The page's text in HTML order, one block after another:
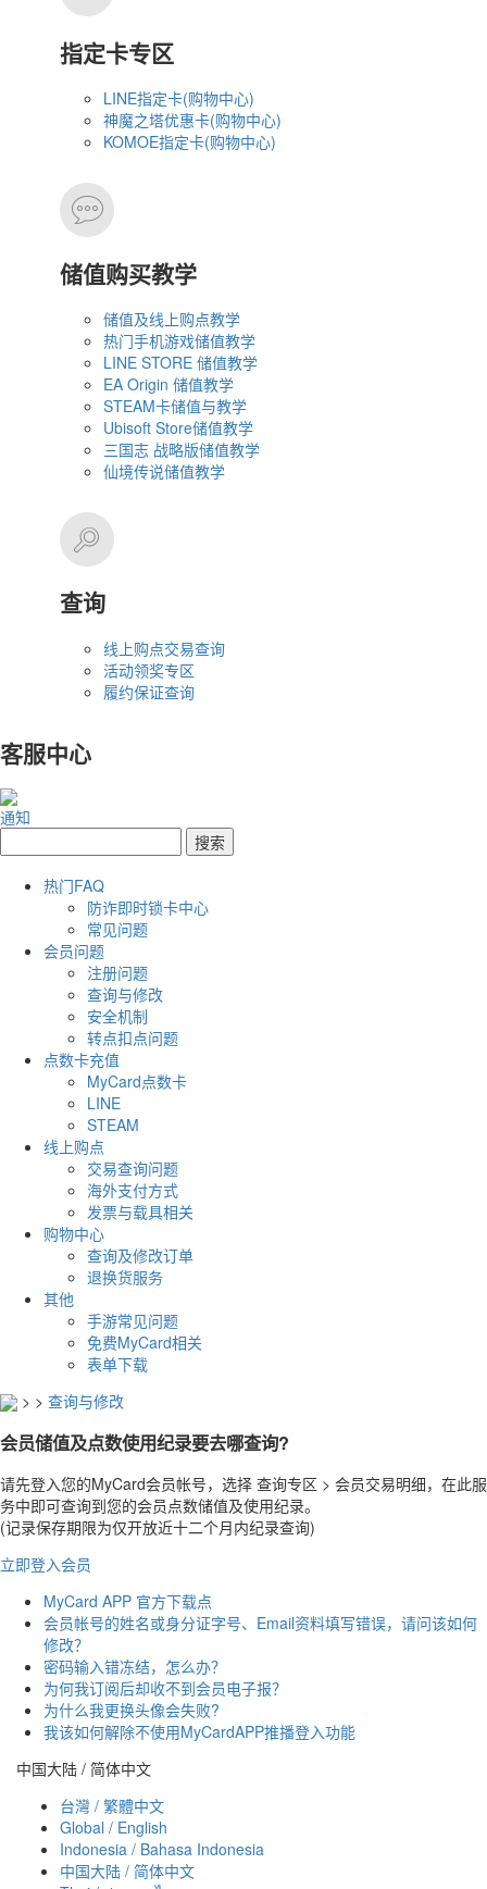
指定卡专区
LINE指定卡(购物中心)
神魔之塔优惠卡(购物中心)
KOMOE指定卡(购物中心)
储值购买教学
储值及线上购点教学
热门手机游戏储值教学
LINE STORE 储值教学
EA Origin 储值教学
STEAM卡储值与教学
Ubisoft Store储值教学
三国志 战略版储值教学
仙境传说储值教学
查询
线上购点交易查询
活动领奖专区
履约保证查询
客服中心
通知
热门FAQ
防诈即时锁卡中心
常见问题
会员问题
注册问题
查询与修改
安全机制
转点扣点问题
点数卡充值
MyCard点数卡
LINE
STEAM
线上购点
交易查询问题
海外支付方式
发票与载具相关
购物中心
查询及修改订单
退换货服务
其他
手游常见问题
免费MyCard相关
表单下载
> > 查询与修改
会员储值及点数使用纪录要去哪查询?
请先登入您的MyCard会员帐号，选择 查询专区 > 会员交易明细，在此服
务中即可查询到您的会员点数储值及使用纪录。
(记录保存期限为仅开放近十二个月内纪录查询)
立即登入会员
MyCard APP 官方下载点
会员帐号的姓名或身分证字号、Email资料填写错误，请问该如何
修改？
密码输入错冻结，怎么办？
为何我订阅后却收不到会员电子报？
为什么我更换头像会失败?
我该如何解除不使用MyCardAPP推播登入功能
中国大陆 / 简体中文
台灣 / 繁體中文
Global / English
Indonesia / Bahasa Indonesia
中国大陆 / 简体中文